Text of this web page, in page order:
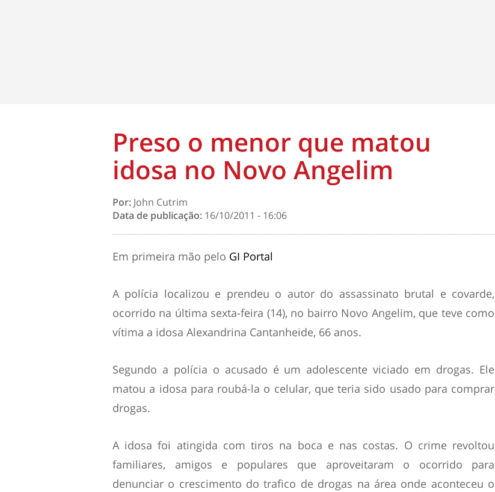
Preso o menor que matou
idosa no Novo Angelim
Por: John Cutrim
Data de publicação: 16/10/2011 - 16:06
Em primeira mão pelo GI Portal
A polícia localizou e prendeu o autor do assassinato brutal e covarde,
ocorrido na última sexta-feira (14), no bairro Novo Angelim, que teve como
vítima a idosa Alexandrina Cantanheide, 66 anos.
Segundo a polícia o acusado é um adolescente viciado em drogas. Ele
matou a idosa para roubá-la o celular, que teria sido usado para comprar
drogas.
A idosa foi atingida com tiros na boca e nas costas. O crime revoltou
familiares, amigos e populares que aproveitaram o ocorrido para
denunciar o crescimento do trafico de drogas na área onde aconteceu o